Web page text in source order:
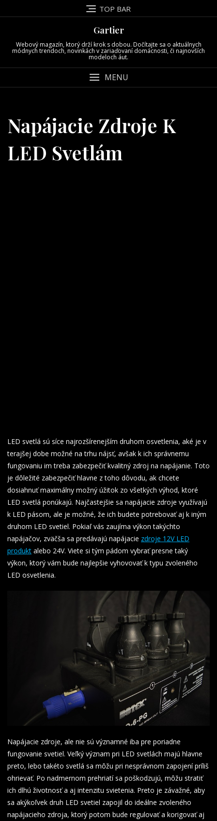
to
TOP BAR
Gartier
Webový magazín, ktorý drží krok s dobou. Dočítajte sa o aktuálnych
módnych trendoch, novinkách v zariaďovaní domácnosti, či najnovších
modeloch áut.
MENU
Napájacie Zdroje K
LED Svetlám
LED svetlá sú síce najrozšírenejším druhom osvetlenia, aké je v
terajšej dobe možné na trhu nájsť, avšak k ich správnemu
fungovaniu im treba zabezpečiť kvalitný zdroj na napájanie. Toto
je dôležité zabezpečiť hlavne z toho dôvodu, ak chcete
dosiahnuť maximálny možný úžitok zo všetkých výhod, ktoré
LED svetlá ponúkajú. Najčastejšie sa napájacie zdroje využívajú
k LED pásom, ale je možné, že ich budete potrebovať aj k iným
druhom LED svetiel. Pokiaľ vás zaujíma výkon takýchto
napájačov, zväčša sa predávajú napájacie zdroje 12V LED
produkt alebo 24V. Viete si tým pádom vybrať presne taký
výkon, ktorý vám bude najlepšie vyhovovať k typu zvoleného
LED osvetlenia.
Napájacie zdroje, ale nie sú významné iba pre poriadne
fungovanie svetiel. Veľký význam pri LED svetlách majú hlavne
preto, lebo takéto svetlá sa môžu pri nesprávnom zapojení príliš
ohrievať. Po nadmernom prehriatí sa poškodzujú, môžu stratiť
ich dlhú životnosť a aj intenzitu svietenia. Preto je závažné, aby
sa akýkoľvek druh LED svetiel zapojil do ideálne zvoleného
napájacieho zdroja, ktorý potom bude regulovať a korigovať aj